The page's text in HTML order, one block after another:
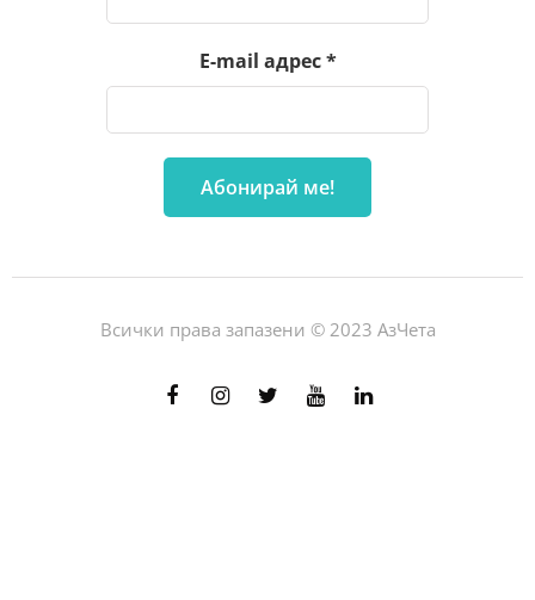
E-mail адрес*
Всички права запазени © 2023 АзЧета